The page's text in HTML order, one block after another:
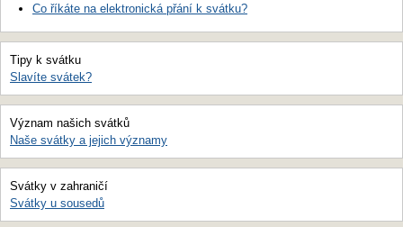
Co říkáte na elektronická přání k svátku?
Tipy k svátku
Slavíte svátek?
Význam našich svátků
Naše svátky a jejich významy
Svátky v zahraničí
Svátky u sousedů